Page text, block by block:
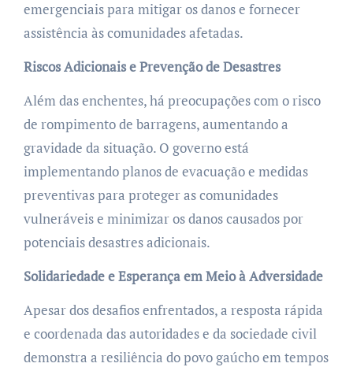
emergenciais para mitigar os danos e fornecer
assistência às comunidades afetadas.
Riscos Adicionais e Prevenção de Desastres
Além das enchentes, há preocupações com o risco
de rompimento de barragens, aumentando a
gravidade da situação. O governo está
implementando planos de evacuação e medidas
preventivas para proteger as comunidades
vulneráveis e minimizar os danos causados por
potenciais desastres adicionais.
Solidariedade e Esperança em Meio à Adversidade
Apesar dos desafios enfrentados, a resposta rápida
e coordenada das autoridades e da sociedade civil
demonstra a resiliência do povo gaúcho em tempos